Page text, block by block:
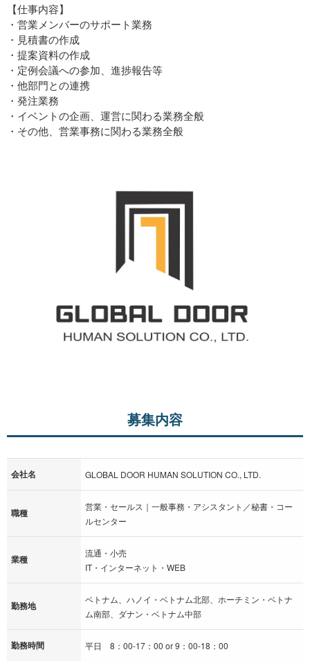
【仕事内容】
・営業メンバーのサポート業務
・見積書の作成
・提案資料の作成
・定例会議への参加、進捗報告等
・他部門との連携
・発注業務
・イベントの企画、運営に関わる業務全般
・その他、営業事務に関わる業務全般
募集内容
会社名 GLOBAL DOOR HUMAN SOLUTION CO., LTD.
職種
営業・セールス｜一般事務・アシスタント／秘書・コー
ルセンター
業種
流通・小売
IT・インターネット・WEB
勤務地
ベトナム、ハノイ・ベトナム北部、ホーチミン・ベトナ
ム南部、ダナン・ベトナム中部
勤務時間 平日 8：00‐17：00 or 9：00‐18：00